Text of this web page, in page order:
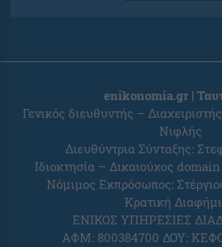
enikonomia.gr |
Γενικός διευθυντής –
Νιφλής
Διευθύντρια Σύνταξης:
Ιδιοκτησία – Δικαιούχος
Νόμιμος Εκπρόσωπος:
Κρατική
ΕΝΙΚΟΣ ΥΠΗΡΕΣΙΕΣ
ΑΦΜ: 800384700 ΔΟΥ: